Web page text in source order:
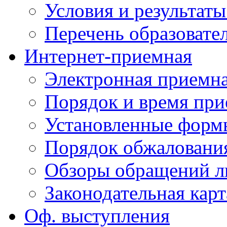
Условия и
Перечень
Интернет-приемная
Электронная
Порядок и время
Установленные
Порядок
Обзоры обращений
Законодательная
Оф. выступления